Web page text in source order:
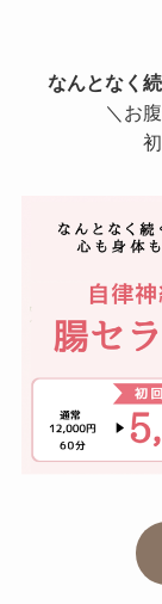
なんとなく
＼お